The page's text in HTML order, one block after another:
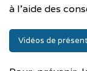
à l’aide des
Vidéos de